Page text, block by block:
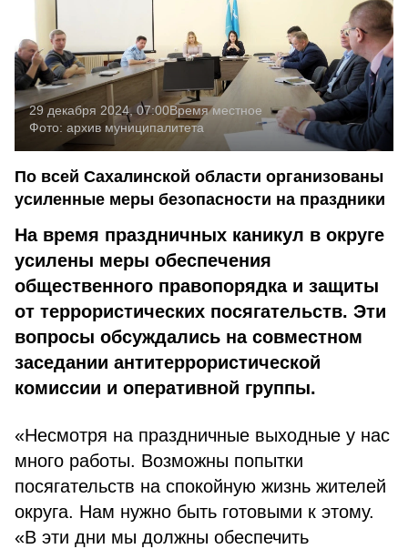
29 декабря 2024, 07:00Время местное
Фото: архив муниципалитета
По всей Сахалинской области организованы
усиленные меры безопасности на праздники
На время праздничных каникул в округе
усилены меры обеспечения
общественного правопорядка и защиты
от террористических посягательств. Эти
вопросы обсуждались на совместном
заседании антитеррористической
комиссии и оперативной группы.
«Несмотря на праздничные выходные у нас
много работы. Возможны попытки
посягательств на спокойную жизнь жителей
округа. Нам нужно быть готовыми к этому.
«В эти дни мы должны обеспечить